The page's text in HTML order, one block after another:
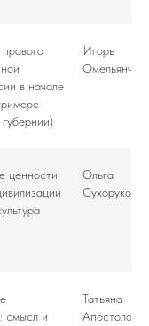
в начале
Игорь
Омельянчук
ценности
Ольга
Сухорукова
смысл и
Татьяна
Апостолова